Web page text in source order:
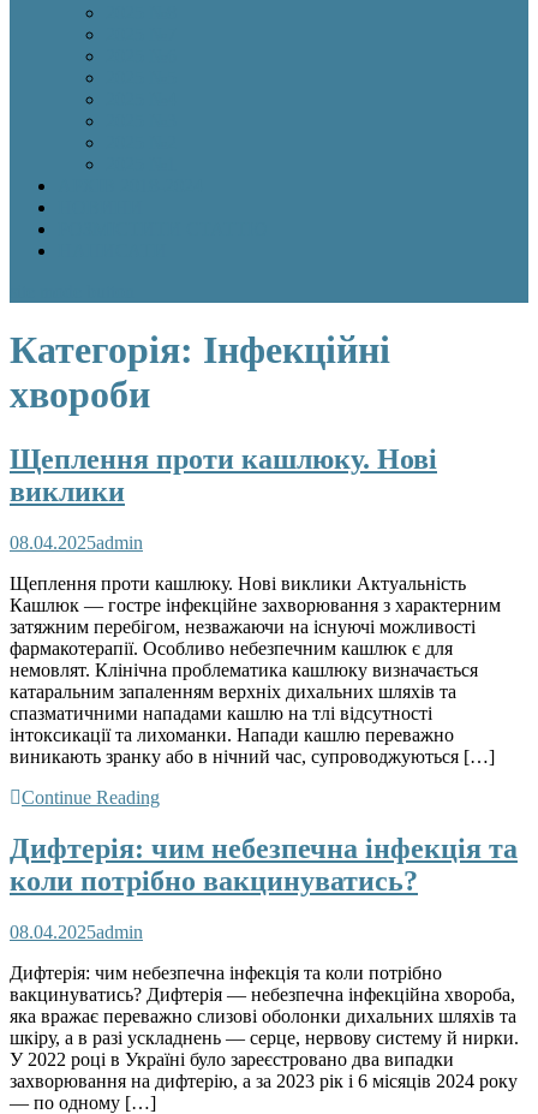
Категорія: Інфекційні
хвороби
Щеплення проти кашлюку. Нові
виклики
08.04.2025admin
Щеплення проти кашлюку. Нові виклики Актуальність
Кашлюк — гостре інфекційне захворювання з характерним
затяжним перебігом, незважаючи на існуючі можливості
фармакотерапії. Особливо небезпечним кашлюк є для
немовлят. Клінічна проблематика кашлюку визначається
катаральним запаленням верхніх дихальних шляхів та
спазматичними нападами кашлю на тлі відсутності
інтоксикації та лихоманки. Напади кашлю переважно
виникають зранку або в нічний час, супроводжуються […]
Continue Reading
Дифтерія: чим небезпечна інфекція та
коли потрібно вакцинуватись?
08.04.2025admin
Дифтерія: чим небезпечна інфекція та коли потрібно
вакцинуватись? Дифтерія — небезпечна інфекційна хвороба,
яка вражає переважно слизові оболонки дихальних шляхів та
шкіру, а в разі ускладнень — серце, нервову систему й нирки.
У 2022 році в Україні було зареєстровано два випадки
захворювання на дифтерію, а за 2023 рік і 6 місяців 2024 року
— по одному […]